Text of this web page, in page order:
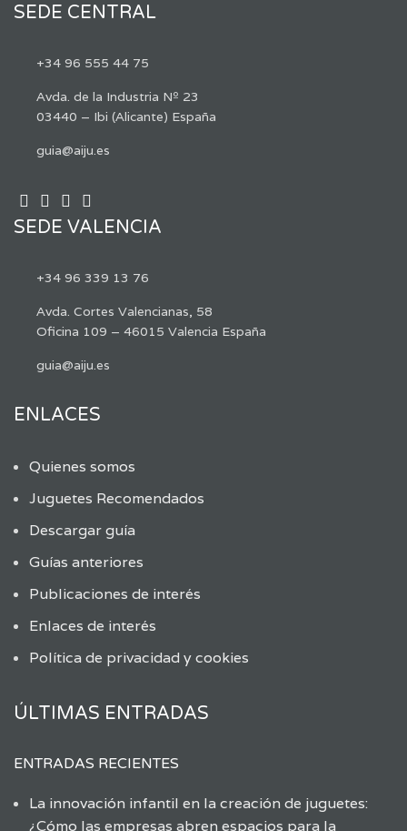
SEDE CENTRAL
+34 96 555 44 75
Avda. de la Industria Nº 23
03440 – Ibi (Alicante) España
guia@aiju.es
SEDE VALENCIA
+34 96 339 13 76
Avda. Cortes Valencianas, 58
Oficina 109 – 46015 Valencia España
guia@aiju.es
ENLACES
Quienes somos
Juguetes Recomendados
Descargar guía
Guías anteriores
Publicaciones de interés
Enlaces de interés
Política de privacidad y cookies
ÚLTIMAS ENTRADAS
ENTRADAS RECIENTES
La innovación infantil en la creación de juguetes:
¿Cómo las empresas abren espacios para la